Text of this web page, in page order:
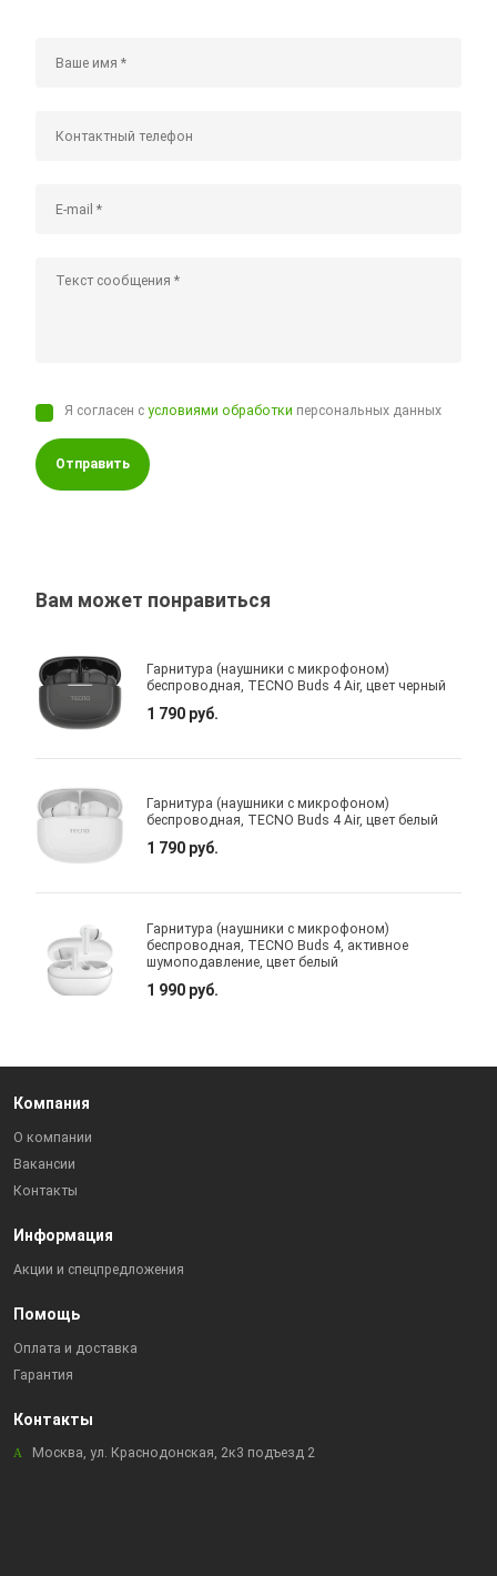
Я согласен сусловиями обработки персональных данных
Отправить
Вам может понравиться
Гарнитура (наушники с микрофоном)
беспроводная, TECNO Buds 4 Air, цвет черный
1 790 руб.
Гарнитура (наушники с микрофоном)
беспроводная, TECNO Buds 4 Air, цвет белый
1 790 руб.
Гарнитура (наушники с микрофоном)
беспроводная, TECNO Buds 4, активное
шумоподавление, цвет белый
1 990 руб.
Компания
О компании
Вакансии
Контакты
Информация
Акции и спецпредложения
Помощь
Оплата и доставка
Гарантия
Контакты
Москва, ул. Краснодонская, 2к3 подъезд 2